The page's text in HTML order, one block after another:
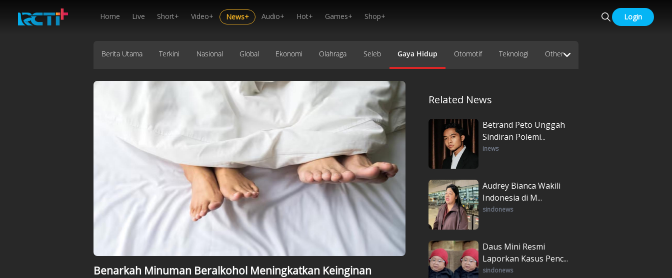
Home Live Short+ Video+ News+ Audio+ Hot+ Games+ Shop+ Login
Berita Utama Terkini Nasional Global Ekonomi Olahraga Seleb Gaya Hidup Otomotif Teknologi Other
Benarkah Minuman Beralkohol Meningkatkan Keinginan
Related News
Betrand Peto Unggah
Sindiran Polemi...
inews
Audrey Bianca Wakili
Indonesia di M...
sindonews
Daus Mini Resmi
Laporkan Kasus Penc...
sindonews